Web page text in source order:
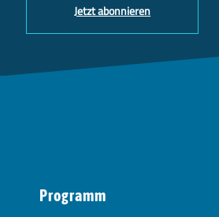
Jetzt abonnieren
Programm